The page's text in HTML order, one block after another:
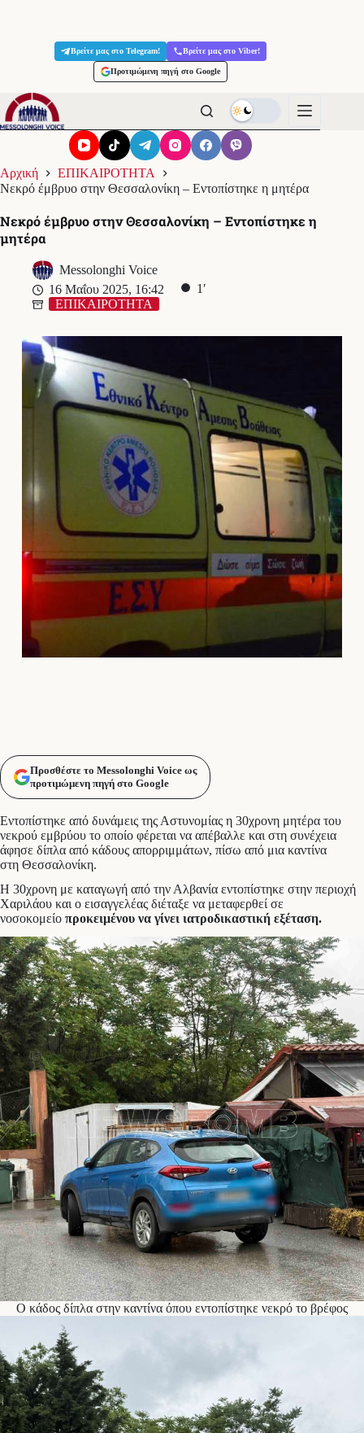
Βρείτε μας στο Telegram! Βρείτε μας στο Viber!
Προτιμώμενη πηγή στο Google
Αρχική
ΕΠΙΚΑΙΡΟΤΗΤΑ
Νεκρό έμβρυο στην Θεσσαλονίκη – Εντοπίστηκε η μητέρα
Νεκρό έμβρυο στην Θεσσαλονίκη – Εντοπίστηκε η
μητέρα
Messolonghi Voice
16 Μαΐου 2025, 16:42
1′
ΕΠΙΚΑΙΡΟΤΗΤΑ
Προσθέστε το Messolonghi Voice ως
προτιμώμενη πηγή στο Google
Εντοπίστηκε από δυνάμεις της Αστυνομίας η 30χρονη μητέρα του
νεκρού εμβρύου το οποίο φέρεται να απέβαλλε και στη συνέχεια
άφησε δίπλα από κάδους απορριμμάτων, πίσω από μια καντίνα
στη Θεσσαλονίκη.
Η 30χρονη με καταγωγή από την Αλβανία εντοπίστηκε στην περιοχή
Χαριλάου και ο εισαγγελέας διέταξε να μεταφερθεί σε
νοσοκομείο προκειμένου να γίνει ιατροδικαστική εξέταση.
Ο κάδος δίπλα στην καντίνα όπου εντοπίστηκε νεκρό το βρέφος